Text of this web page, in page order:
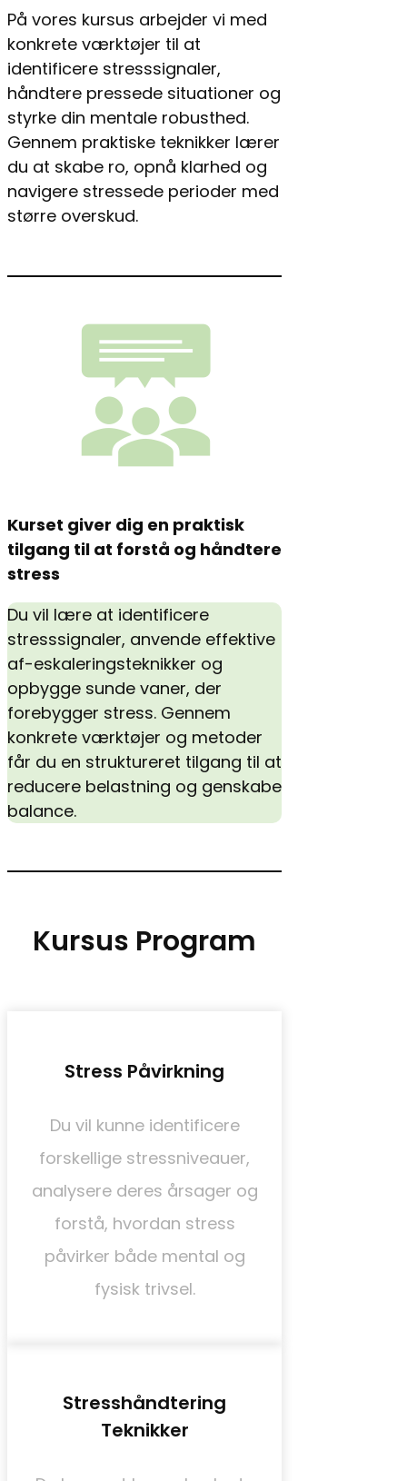
På vores kursus arbejder vi med
konkrete værktøjer til at
identificere stresssignaler,
håndtere pressede situationer og
styrke din mentale robusthed.
Gennem praktiske teknikker lærer
du at skabe ro, opnå klarhed og
navigere stressede perioder med
større overskud.
Kurset giver dig en praktisk
tilgang til at forstå og håndtere
stress
Du vil lære at identificere
stresssignaler, anvende effektive
af-eskaleringsteknikker og
opbygge sunde vaner, der
forebygger stress. Gennem
konkrete værktøjer og metoder
får du en struktureret tilgang til at
reducere belastning og genskabe
balance.
Kursus Program
Stress Påvirkning
Du vil kunne identificere
forskellige stressniveauer,
analysere deres årsager og
forstå, hvordan stress
påvirker både mental og
fysisk trivsel.
Stresshåndtering
Teknikker